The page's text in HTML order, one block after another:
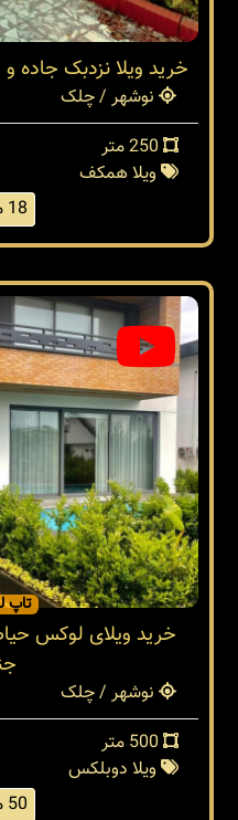
خرید ویلا نزدبک جاده
نوشهر / چلک
ویلا همکف
18 میلیارد
تاپ
خرید ویلای لوکس
نوشهر / چلک
ویلا دوبلکس
50 میلیارد